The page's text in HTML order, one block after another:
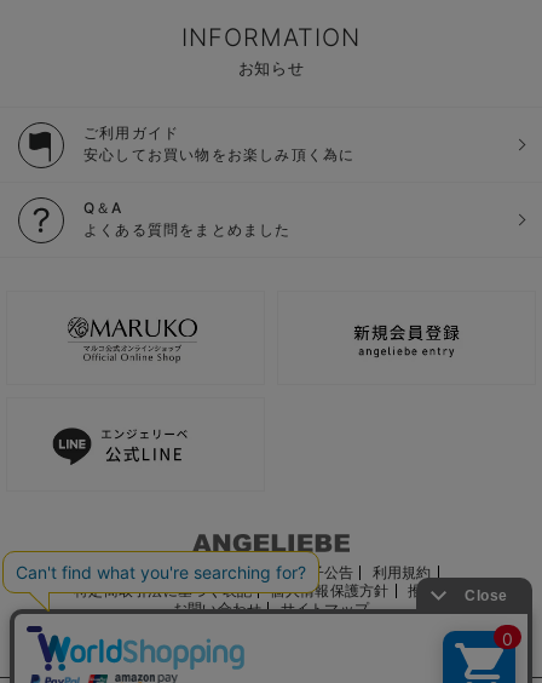
INFORMATION
お知らせ
ご利用ガイド
安心してお買い物をお楽しみ頂く為に
Q＆A
よくある質問をまとめました
ご利用ガイド 会社概要 電子公告
利用規約
特定商取引法に基づく表記
個人情報保護方針
推奨環境
お問い合わせ
サイトマップ